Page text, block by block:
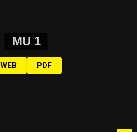
MU 1
WEB PDF